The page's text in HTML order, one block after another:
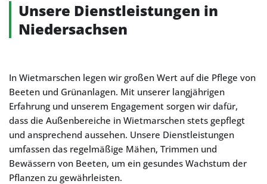
Unsere Dienstleistungen in
Niedersachsen
In Wietmarschen legen wir großen Wert auf die Pflege von
Beeten und Grünanlagen. Mit unserer langjährigen
Erfahrung und unserem Engagement sorgen wir dafür,
dass die Außenbereiche in Wietmarschen stets gepflegt
und ansprechend aussehen. Unsere Dienstleistungen
umfassen das regelmäßige Mähen, Trimmen und
Bewässern von Beeten, um ein gesundes Wachstum der
Pflanzen zu gewährleisten.